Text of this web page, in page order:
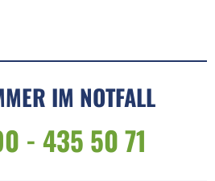
IM NOTFALL
- 435 50 71